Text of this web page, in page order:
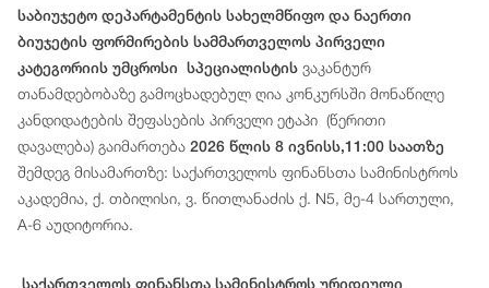
საბიუჯეტო დეპარტამენტის სახელმწიფო და ნაერთი
ბიუჯეტის ფორმირების სამმართველოს პირველი
კატეგორიის უმცროსი სპეციალისტის ვაკანტურ
თანამდებობაზე გამოცხადებულ ღია კონკურსში მონაწილე
კანდიდატების შეფასების პირველი ეტაპი (წერითი
დავალება) გაიმართება 2026 წლის 8 ივნისს,11:00 საათზე
შემდეგ მისამართზე: საქართველოს ფინანსთა სამინისტროს
აკადემია, ქ. თბილისი, ვ. წითლანაძის ქ. N5, მე-4 სართული,
A-6 აუდიტორია.
საქართველოს ფინანსთა სამინისტროს ურიდიული